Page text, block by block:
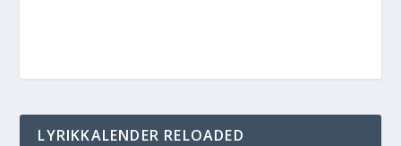
LYRIKKALENDER RELOADED